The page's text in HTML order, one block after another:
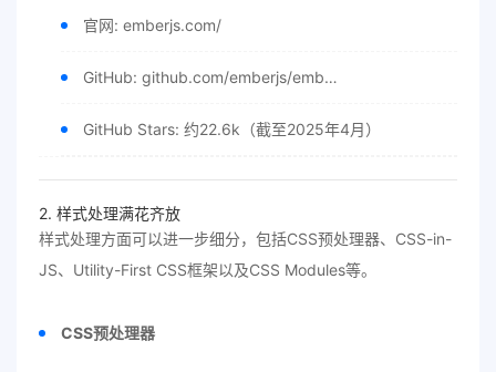
官网: emberjs.com/
GitHub: github.com/emberjs/emb…
GitHub Stars: 约22.6k（截至2025年4月）
2. 样式处理满花齐放
样式处理方面可以进一步细分，包括CSS预处理器、CSS-in-
JS、Utility-First CSS框架以及CSS Modules等。
CSS预处理器